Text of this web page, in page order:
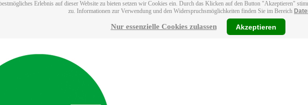
Erlebnis auf dieser Website zu bieten setzen wir Cookies ein. Durch das Klicken auf den Button "Akzeptieren"
zu. Informationen zur Verwendung und den Widerspruchsmöglichkeiten finden Sie im Bereich
Nur essenzielle Cookies zulassen Akzeptieren